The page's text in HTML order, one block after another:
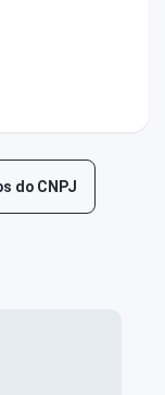
do CNPJ